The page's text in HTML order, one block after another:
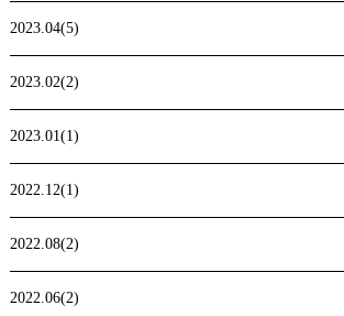
2023.04(5)
2023.02(2)
2023.01(1)
2022.12(1)
2022.08(2)
2022.06(2)